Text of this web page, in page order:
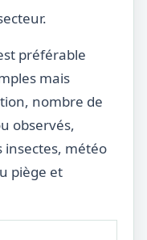
préférable
mais
nombre de
observés,
insectes, météo
piège et